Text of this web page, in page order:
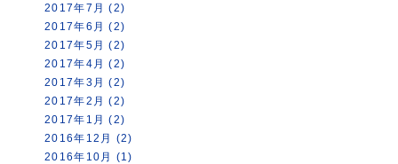
2017年7月 (2)
2017年6月 (2)
2017年5月 (2)
2017年4月 (2)
2017年3月 (2)
2017年2月 (2)
2017年1月 (2)
2016年12月 (2)
2016年10月 (1)